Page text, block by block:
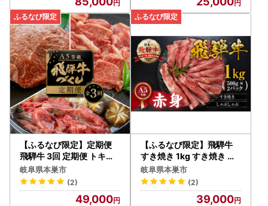
【ふるなび限定】定期便
飛騨牛 3回 定期便 トキノ
屋食品 FN-Limited-PR
岐阜県本巣市
(2)
49,000
【ふるなび限定】飛騨牛
すき焼き 1kg すき焼き ト
キノ屋食品 FN-Limited-P
R
岐阜県本巣市
(2)
39,000